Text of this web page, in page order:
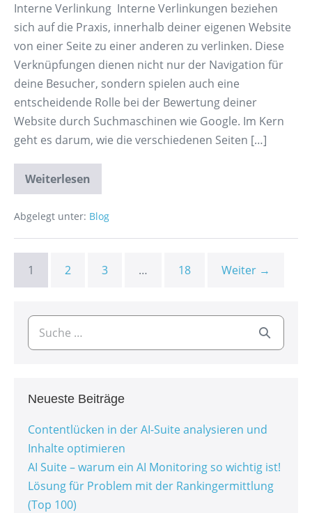
Interne Verlinkung Interne Verlinkungen beziehen
sich auf die Praxis, innerhalb deiner eigenen Website
von einer Seite zu einer anderen zu verlinken. Diese
Verknüpfungen dienen nicht nur der Navigation für
deine Besucher, sondern spielen auch eine
entscheidende Rolle bei der Bewertung deiner
Website durch Suchmaschinen wie Google. Im Kern
geht es darum, wie die verschiedenen Seiten […]
Weiterlesen
Abgelegt unter: Blog
1 2 3 … 18 Weiter →
Neueste Beiträge
Contentlücken in der AI-Suite analysieren und
Inhalte optimieren
AI Suite – warum ein AI Monitoring so wichtig ist!
Lösung für Problem mit der Rankingermittlung
(Top 100)